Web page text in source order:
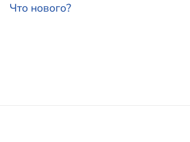
Что нового?